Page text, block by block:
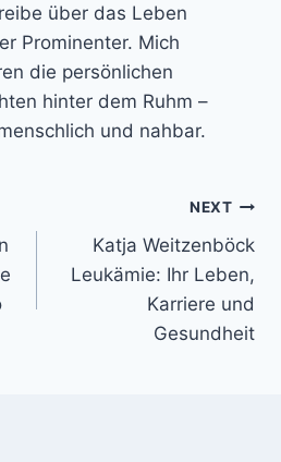
über das Leben
Prominenter. Mich
die persönlichen
hinter dem Ruhm –
und nahbar.
NEXT
Katja Weitzenböck
Leukämie: Ihr Leben,
Karriere und
Gesundheit